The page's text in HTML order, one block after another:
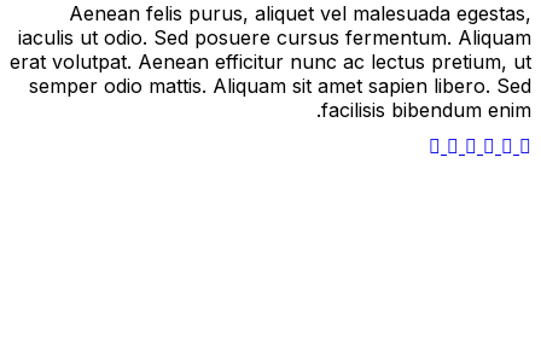
Aenean felis purus, aliquet vel malesuada egestas,
iaculis ut odio. Sed posuere cursus fermentum. Aliquam
erat volutpat. Aenean efficitur nunc ac lectus pretium, ut
semper odio mattis. Aliquam sit amet sapien libero. Sed
facilisis bibendum enim.